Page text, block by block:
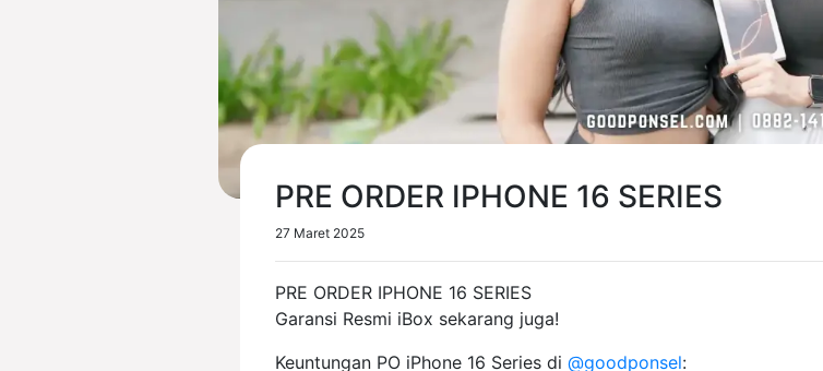
PRE ORDER IPHONE 16 SERIES
27 Maret 2025
PRE ORDER IPHONE 16 SERIES
Garansi Resmi iBox sekarang juga!
Keuntungan PO iPhone 16 Series di @goodponsel: